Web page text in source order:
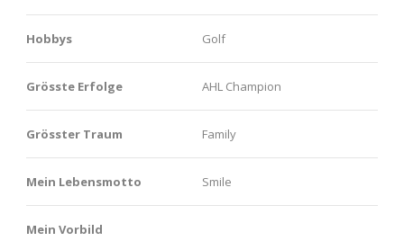
Hobbys Golf
Grösste Erfolge AHL Champion
Grösster Traum Family
Mein Lebensmotto Smile
Mein Vorbild